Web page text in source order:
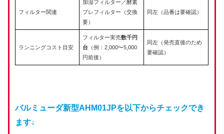
フィルター関連
加湿フィルター／酵素
プレフィルター（交換
要）
同左（品番は要確認）
ランニングコスト目安
フィルター実売数千円
台（例：2,000〜5,000
円前後）
同左（発売直後のため
要確認）
バルミューダ新型AHM01JPを以下からチェックでき
ます↓